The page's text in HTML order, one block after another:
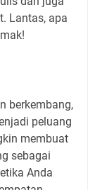
Lantas, apa
berkembang,
peluang
membuat
sebagai
Anda